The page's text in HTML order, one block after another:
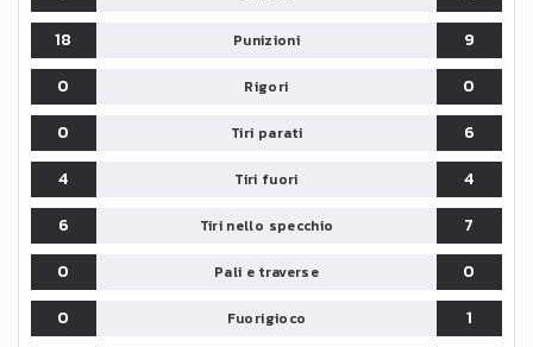
18
Punizioni
9
0
Rigori
0
0
Tiri parati
6
4
Tiri fuori
4
6
Tiri nello specchio
7
0
Pali e traverse
0
0
Fuorigioco
1